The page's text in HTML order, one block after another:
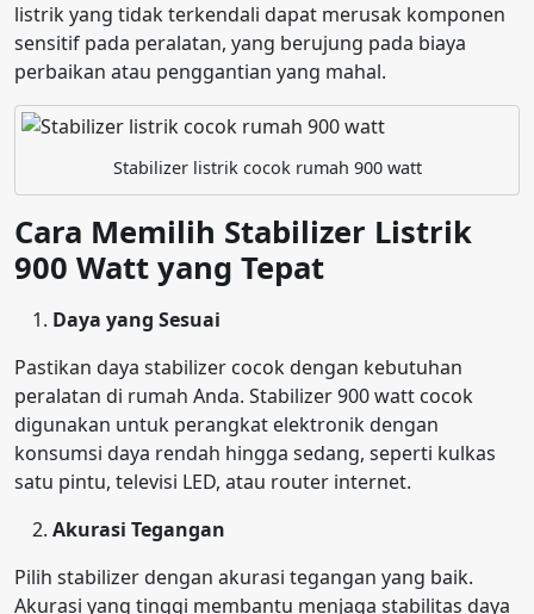
listrik yang tidak terkendali dapat merusak komponen
sensitif pada peralatan, yang berujung pada biaya
perbaikan atau penggantian yang mahal.
Stabilizer listrik cocok rumah 900 watt
Cara Memilih Stabilizer Listrik
900 Watt yang Tepat
Daya yang Sesuai
Pastikan daya stabilizer cocok dengan kebutuhan
peralatan di rumah Anda. Stabilizer 900 watt cocok
digunakan untuk perangkat elektronik dengan
konsumsi daya rendah hingga sedang, seperti kulkas
satu pintu, televisi LED, atau router internet.
Akurasi Tegangan
Pilih stabilizer dengan akurasi tegangan yang baik.
Akurasi yang tinggi membantu menjaga stabilitas daya